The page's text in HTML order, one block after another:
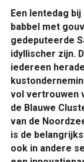
Een lentedag
babbel met
gedeputeerde
idyllischer zijn.
iedereen
vol vertrouwen
de Blauwe
van de
is de
ook in andere